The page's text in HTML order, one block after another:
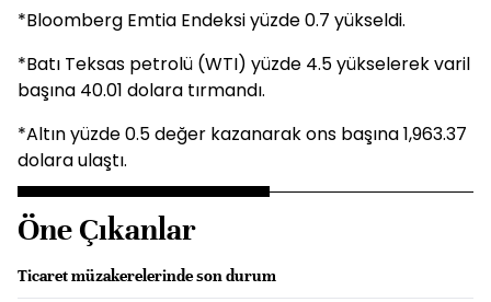
*Bloomberg Emtia Endeksi yüzde 0.7 yükseldi.
*Batı Teksas petrolü (WTI) yüzde 4.5 yükselerek varil
başına 40.01 dolara tırmandı.
*Altın yüzde 0.5 değer kazanarak ons başına 1,963.37
dolara ulaştı.
Öne Çıkanlar
Ticaret müzakerelerinde son durum